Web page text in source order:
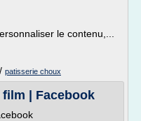
le contenu,...
/ patisserie choux
| Facebook